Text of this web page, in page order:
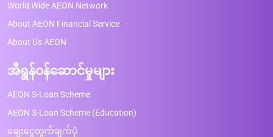
World Wide AEON Network
About AEON Financial Service
About Us AEON
အီရွန်ဝန်ဆောင်မှုများ
AEON S-Loan Scheme
AEON S-Loan Scheme (Education)
ချေးငွေတွက်ချက်ပုံ